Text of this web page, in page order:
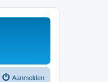
Aanmelden